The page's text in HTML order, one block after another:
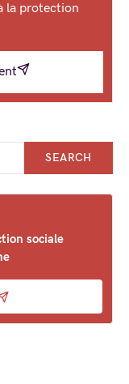
la protection
SEARCH
sociale